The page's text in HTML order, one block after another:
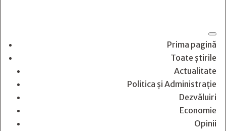
Prima pagină
Toate știrile
Actualitate
Politica și Administrație
Dezvăluiri
Economie
Opinii